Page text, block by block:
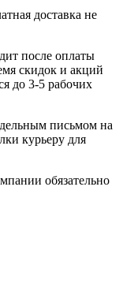
доставка не
после оплаты
скидок и акций
до 3-5 рабочих
письмом на
курьеру для
обязательно